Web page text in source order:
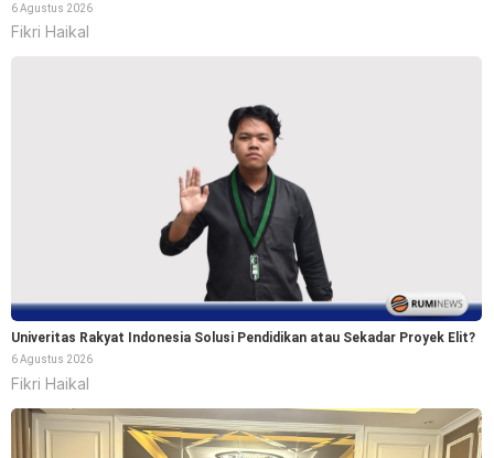
6 Agustus 2026
Fikri Haikal
Univeritas Rakyat Indonesia Solusi Pendidikan atau Sekadar Proyek Elit?
6 Agustus 2026
Fikri Haikal